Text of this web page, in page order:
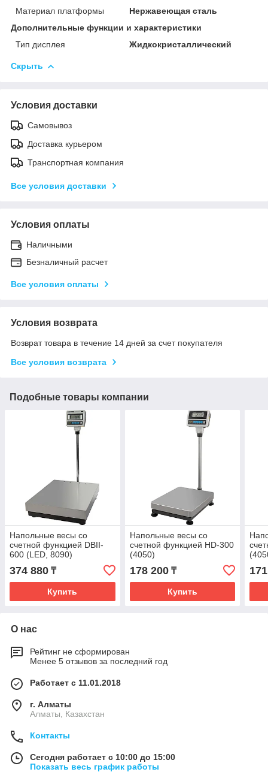
Материал платформы
Нержавеющая сталь
Дополнительные функции и характеристики
Тип дисплея
Жидкокристаллический
Скрыть
Условия доставки
Самовывоз
Доставка курьером
Транспортная компания
Все условия доставки
Условия оплаты
Наличными
Безналичный расчет
Все условия оплаты
Условия возврата
Возврат товара в течение 14 дней за счет покупателя
Все условия возврата
Подобные товары компании
Напольные весы со
счетной функцией DBII-
600 (LED, 8090)
374 880 ₸
Купить
Напольные весы со
счетной функцией HD-300
(4050)
178 200₸
Купить
О нас
Рейтинг не сформирован
Менее 5 отзывов за последний год
Работает с 11.01.2018
г. Алматы
Алматы, Казахстан
Контакты
Сегодня работает с 10:00 до 15:00
Показать весь график работы